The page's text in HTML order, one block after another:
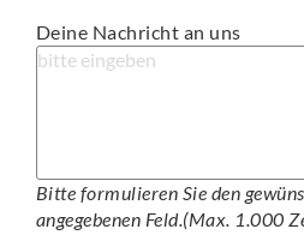
Deine Nachricht an uns
Bitte formulieren Sie den
angegebenen Feld.(Max. 1.000